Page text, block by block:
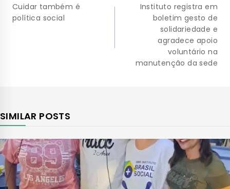
Cuidar também é
política social
Instituto registra em
boletim gesto de
solidariedade e
agradece apoio
voluntário na
manutenção da sede
SIMILAR POSTS